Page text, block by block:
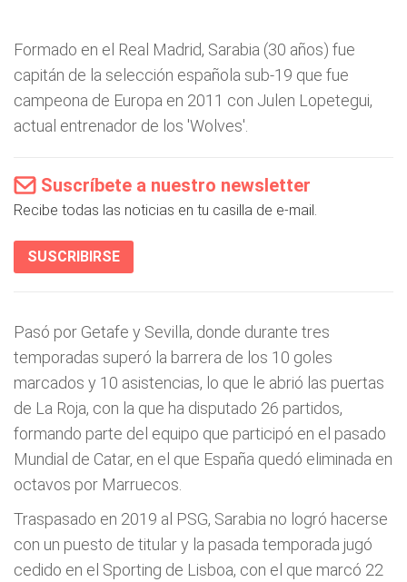
Formado en el Real Madrid, Sarabia (30 años) fue
capitán de la selección española sub-19 que fue
campeona de Europa en 2011 con Julen Lopetegui,
actual entrenador de los 'Wolves'.
Suscríbete a nuestro newsletter
Recibe todas las noticias en tu casilla de e-mail.
SUSCRIBIRSE
Pasó por Getafe y Sevilla, donde durante tres
temporadas superó la barrera de los 10 goles
marcados y 10 asistencias, lo que le abrió las puertas
de La Roja, con la que ha disputado 26 partidos,
formando parte del equipo que participó en el pasado
Mundial de Catar, en el que España quedó eliminada en
octavos por Marruecos.
Traspasado en 2019 al PSG, Sarabia no logró hacerse
con un puesto de titular y la pasada temporada jugó
cedido en el Sporting de Lisboa, con el que marcó 22